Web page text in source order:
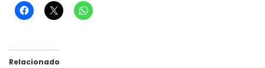
Relacionado